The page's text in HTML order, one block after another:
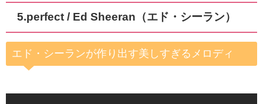
5.perfect / Ed Sheeran（エド・シーラン）
エド・シーランが作り出す美しすぎるメロディ